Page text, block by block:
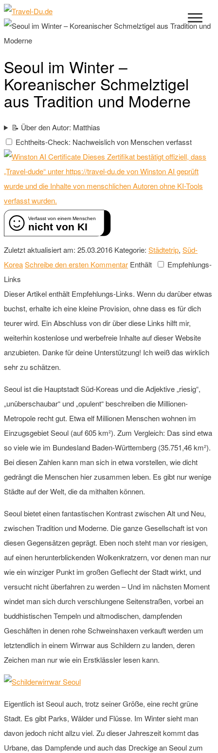
Seoul im Winter –
Koreanischer Schmelztigel
aus Tradition und Moderne
📝 Über den Autor: Matthias
Echtheits-Check: Nachweislich von Menschen verfasst
Dieses Zertifikat bestätigt offiziell, dass
„Travel-dude“ unter https://travel-du.de von Winston AI geprüft
wurde und die Inhalte von menschlichen Autoren ohne KI-Tools
verfasst wurden.
Verfasst von einem Menschen
nicht von KI
Zuletzt aktualisiert am: 25.03.2016 Kategorie: Städtetrip, Süd-
KoreaSchreibe den ersten Kommentar Enthält
Empfehlungs-
Links
Dieser Artikel enthält Empfehlungs-Links. Wenn du darüber etwas
buchst, erhalte ich eine kleine Provision, ohne dass es für dich
teurer wird. Ein Abschluss von dir über diese Links hilft mir,
weiterhin kostenlose und werbefreie Inhalte auf dieser Website
anzubieten. Danke für deine Unterstützung! Ich weiß das wirklich
sehr zu schätzen.
Seoul ist die Hauptstadt Süd-Koreas und die Adjektive „riesig“,
„unüberschaubar“ und „opulent“ beschreiben die Millionen-
Metropole recht gut. Etwa elf Millionen Menschen wohnen im
Einzugsgebiet Seoul (auf 605 km²). Zum Vergleich: Das sind etwa
so viele wie im Bundesland Baden-Württemberg (35.751,46 km²).
Bei diesen Zahlen kann man sich in etwa vorstellen, wie dicht
gedrängt die Menschen hier zusammen leben. Es gibt nur wenige
Städte auf der Welt, die da mithalten können.
Seoul bietet einen fantastischen Kontrast zwischen Alt und Neu,
zwischen Tradition und Moderne. Die ganze Gesellschaft ist von
diesen Gegensätzen geprägt. Eben noch steht man vor riesigen,
auf einen herunterblickenden Wolkenkratzern, vor denen man nur
wie ein winziger Punkt im großen Geflecht der Stadt wirkt, und
versucht nicht überfahren zu werden – Und im nächsten Moment
windet man sich durch verschlungene Seitenstraßen, vorbei an
buddhistischen Tempeln und altmodischen, dampfenden
Geschäften in denen rohe Schweinshaxen verkauft werden um
letztendlich in einem Wirrwar aus Schildern zu landen, deren
Zeichen man nur wie ein Erstklässler lesen kann.
Eigentlich ist Seoul auch, trotz seiner Größe, eine recht grüne
Stadt. Es gibt Parks, Wälder und Flüsse. Im Winter sieht man
davon jedoch nicht allzu viel. Zu dieser Jahreszeit kommt das
Urbane, das Dampfende und auch das Dreckige an Seoul zum